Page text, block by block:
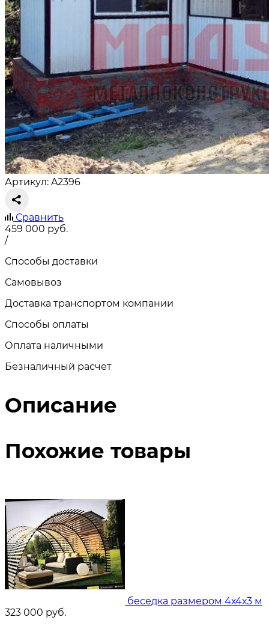
Артикул: A2396
Сравнить
459 000 руб.
/
Способы доставки
Самовывоз
Доставка транспортом компании
Способы оплаты
Оплата наличными
Безналичный расчет
Описание
Похожие товары
беседка размером 4х4х3 м
323 000 руб.